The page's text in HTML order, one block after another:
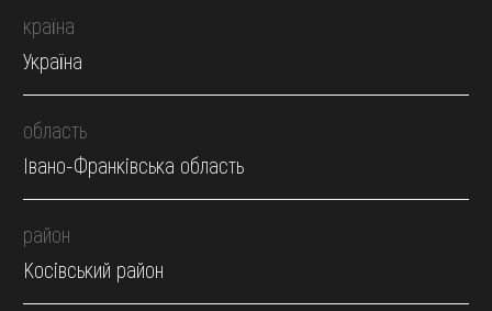
країна
Україна
область
Івано-Франківська область
район
Косівський район